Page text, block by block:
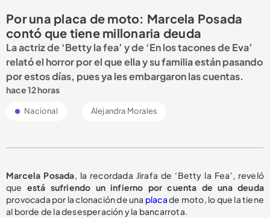
Por una placa de moto: Marcela Posada
contó que tiene millonaria deuda
La actriz de ‘Betty la fea’ y de ‘En los tacones de Eva’
relató el horror por el que ella y su familia están pasando
por estos días, pues ya les embargaron las cuentas.
hace 12 horas
Nacional Alejandra Morales
Marcela Posada, la recordada Jirafa de ‘Betty la Fea’, reveló
que está sufriendo un infierno por cuenta de una deuda
provocada por la clonación de una placade moto, lo que la tiene
al borde de la desesperación y la bancarrota.